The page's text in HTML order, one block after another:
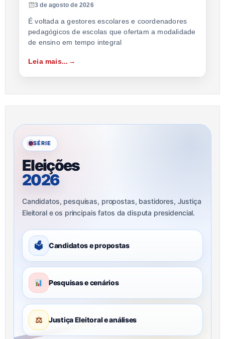
3 de agosto de 2026
É voltada a gestores escolares e coordenadores
pedagógicos de escolas que ofertam a modalidade
de ensino em tempo integral
Leia mais...
SÉRIE
Eleições
2026
Candidatos, pesquisas, propostas, bastidores, Justiça
Eleitoral e os principais fatos da disputa presidencial.
🗳 Candidatos e propostas
Pesquisas e cenários
⚖ Justiça Eleitoral e análises